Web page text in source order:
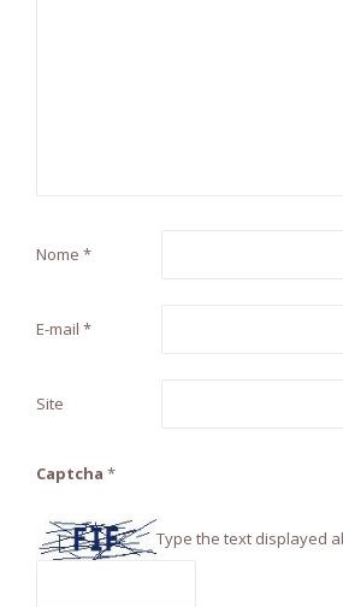
Nome *
E-mail *
Site
Captcha *
Type the text displayed